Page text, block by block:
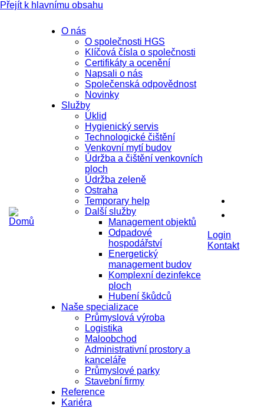
Přejít k hlavnímu obsahu
O nás
O společnosti HGS
Klíčová čísla o společnosti
Certifikáty a ocenění
Napsali o nás
Společenská odpovědnost
Novinky
Služby
Úklid
Hygienický servis
Technologické čištění
Venkovní mytí budov
Údržba a čištění venkovních
ploch
Údržba zeleně
Ostraha
Temporary help
Další služby
Management objektů
Odpadové
hospodářství
Energetický
management budov
Komplexní dezinfekce
ploch
Hubení škůdců
Naše specializace
Průmyslová výroba
Logistika
Maloobchod
Administrativní prostory a
kanceláře
Průmyslové parky
Stavební firmy
Reference
Kariéra
Login
Kontakt